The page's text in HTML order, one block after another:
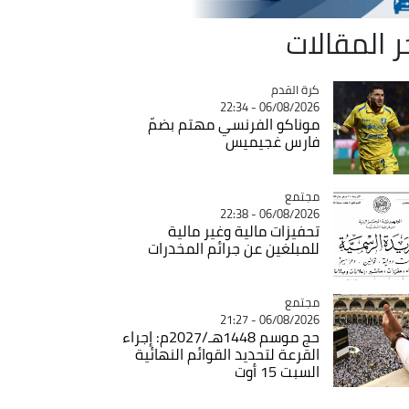
المقالات
Catégorie
كرة القدم
06/08/2026 - 22:34
موناكو الفرنسي مهتم بضمّ
فارس غجيميس
Catégorie
مجتمع
06/08/2026 - 22:38
تحفيزات مالية وغير مالية
للمبلغين عن جرائم المخدرات
Catégorie
مجتمع
06/08/2026 - 21:27
حج موسم 1448هـ/2027م: إجراء
القرعة لتحديد القوائم النهائية
السبت 15 أوت